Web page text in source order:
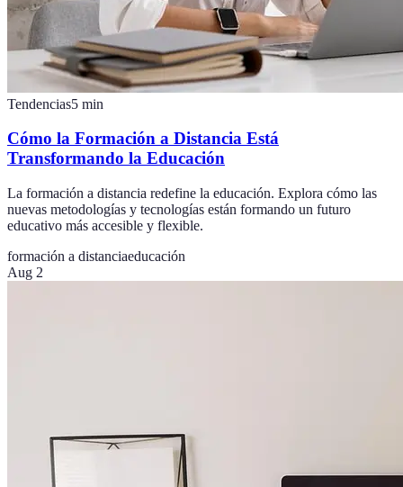
Tendencias5 min
Cómo la Formación a Distancia Está
Transformando la Educación
La formación a distancia redefine la educación. Explora cómo las
nuevas metodologías y tecnologías están formando un futuro
educativo más accesible y flexible.
formación a distanciaeducación
Aug 2